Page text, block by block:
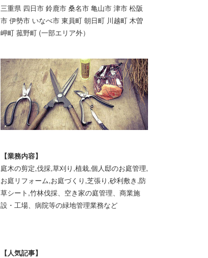
三重県 四日市 鈴鹿市 桑名市 亀山市 津市 松阪
市 伊勢市 いなべ市 東員町 朝日町 川越町 木曽
岬町 菰野町 (一部エリア外）
【業務内容】
庭木の剪定,伐採,草刈り,植栽,個人邸のお庭管理,
お庭リフォーム,お庭づくり,芝張り,砂利敷き,防
草シート,竹林伐採、空き家の庭管理、商業施
設・工場、病院等の緑地管理業務など
【人気記事】